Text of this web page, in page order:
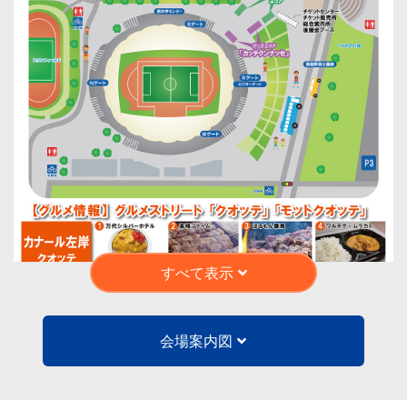
すべて表示
会場案内図